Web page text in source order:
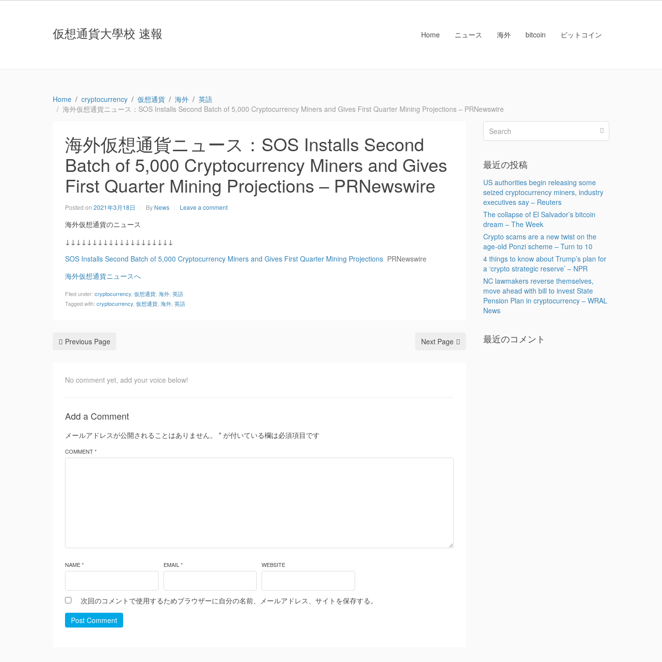
仮想通貨大學校 速報 Home ニュース 海外 bitcoin ビットコイン
Home cryptocurrency 仮想通貨 海外
英語
海外仮想通貨ニュース：SOS Installs Second Batch of 5,000 Cryptocurrency Miners and Gives First Quarter Mining Projections – PRNewswire
海外仮想通貨ニュース：SOS Installs Second
Batch of 5,000 Cryptocurrency Miners and Gives
First Quarter Mining Projections – PRNewswire
Posted on 2021年3月18日 By News Leave a comment
海外仮想通貨のニュース
↓↓↓↓↓↓↓↓↓↓↓↓↓↓↓↓↓↓↓↓
SOS Installs Second Batch of 5,000 Cryptocurrency Miners and Gives First Quarter Mining Projections PRNewswire
海外仮想通貨ニュースへ
Filed under: cryptocurrency 仮想通貨 海外 英語
Tagged with: cryptocurrency 仮想通貨 海外 英語
Previous Page Next Page
No comment yet, add your voice below!
Add a Comment
メールアドレスが公開されることはありません。 * が付いている欄は必須項目です
COMMENT *
NAME * EMAIL * WEBSITE
次回のコメントで使用するためブラウザーに自分の名前、メールアドレス、サイトを保存する。
Post Comment
最近の投稿
US authorities begin releasing some
seized cryptocurrency miners, industry
executives say – Reuters
The collapse of El Salvador’s bitcoin
dream – The Week
Crypto scams are a new twist on the
age-old Ponzi scheme – Turn to 10
4 things to know about Trump’s plan for
a ‘crypto strategic reserve’ – NPR
NC lawmakers reverse themselves,
move ahead with bill to invest State
Pension Plan in cryptocurrency – WRAL
News
最近のコメント